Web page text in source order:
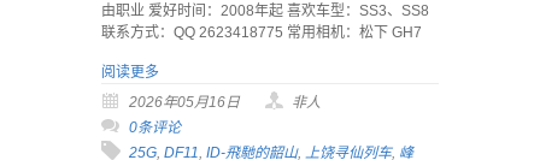
由职业 爱好时间：2008年起 喜欢车型：SS3、SS8
联系方式：QQ 2623418775 常用相机：松下 GH7
阅读更多
2026年05月16日
非人
0条评论
25G DF11 ID-飛馳的韶山, 上饶寻仙列车, 峰